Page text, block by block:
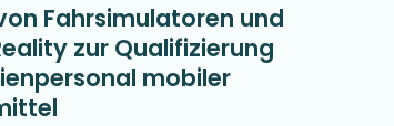
Fahrsimulatoren und
zur Qualifizierung
mobiler